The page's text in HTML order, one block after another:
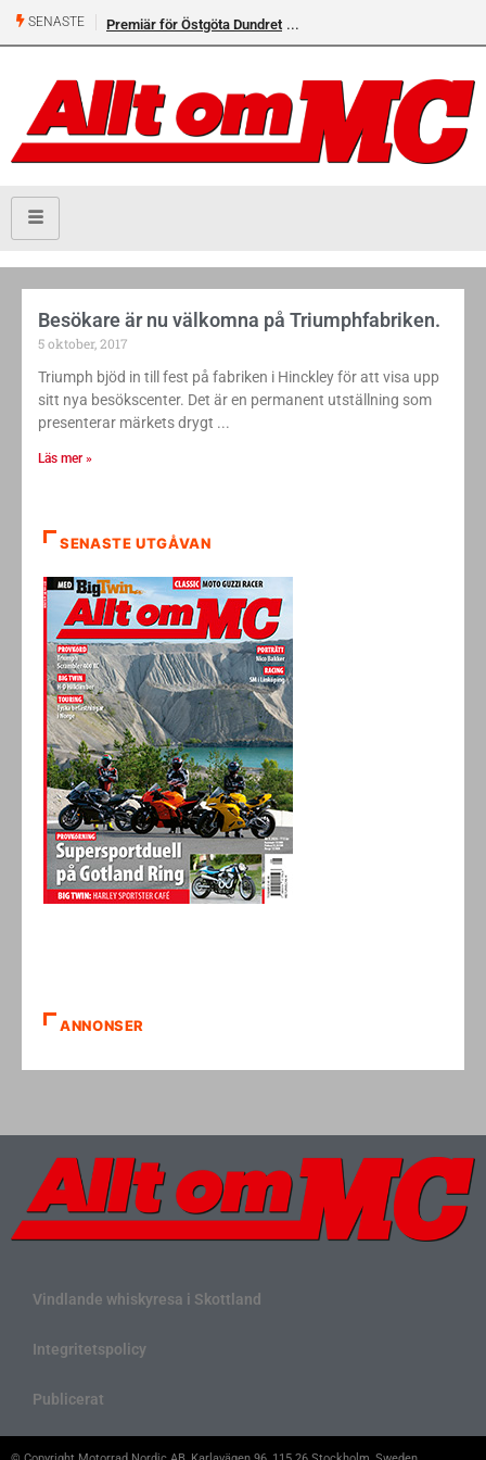
SENASTE Premiär för Östgöta Dundret
Besökare är nu välkomna på Triumphfabriken.
5 oktober, 2017
Triumph bjöd in till fest på fabriken i Hinckley för att visa upp
sitt nya besökscenter. Det är en permanent utställning som
presenterar märkets drygt
Läs mer »
SENASTE UTGÅVAN
ANNONSER
Vindlande whiskyresa i Skottland
Integritetspolicy
Publicerat